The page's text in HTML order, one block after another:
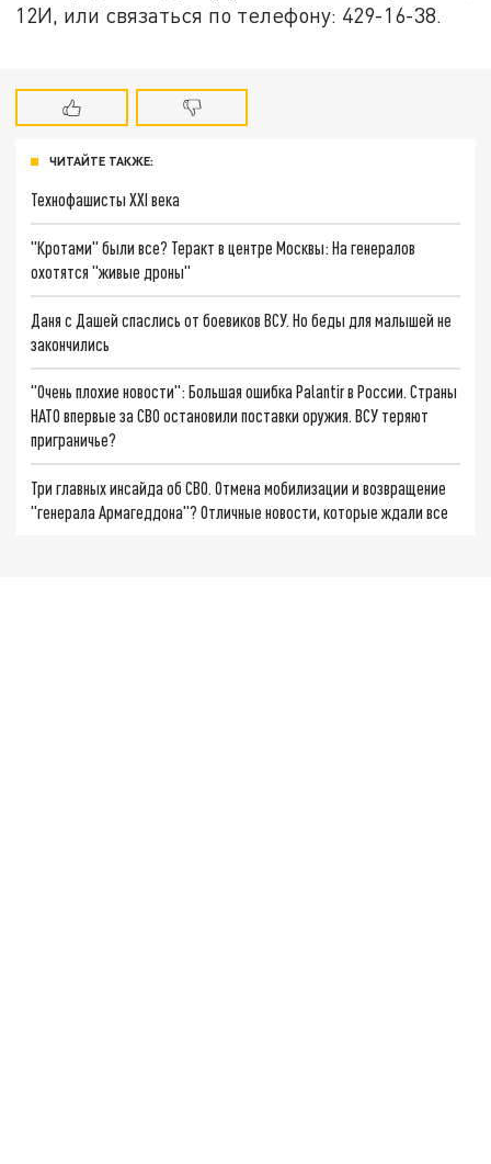
12И, или связаться по телефону: 429-16-38.
ЧИТАЙТЕ ТАКЖЕ:
Технофашисты XXI века
"Кротами" были все? Теракт в центре Москвы: На генералов
охотятся "живые дроны"
Даня с Дашей спаслись от боевиков ВСУ. Но беды для малышей не
закончились
"Очень плохие новости": Большая ошибка Palantir в России. Страны
НАТО впервые за СВО остановили поставки оружия. ВСУ теряют
приграничье?
Три главных инсайда об СВО. Отмена мобилизации и возвращение
"генерала Армагеддона"? Отличные новости, которые ждали все